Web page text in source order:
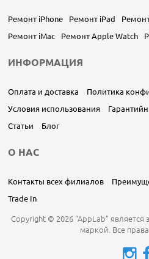
Copyright © 2026 “AppLab”
маркой. Все
Ремонт iPhone Ремонт iPad
Ремонт iMac
Ремонт Apple Watch
ИНФОРМАЦИЯ
Оплата и доставка
Политика
Условия использования
Статьи
Блог
О НАС
Контакты всех филиалов
Trade In